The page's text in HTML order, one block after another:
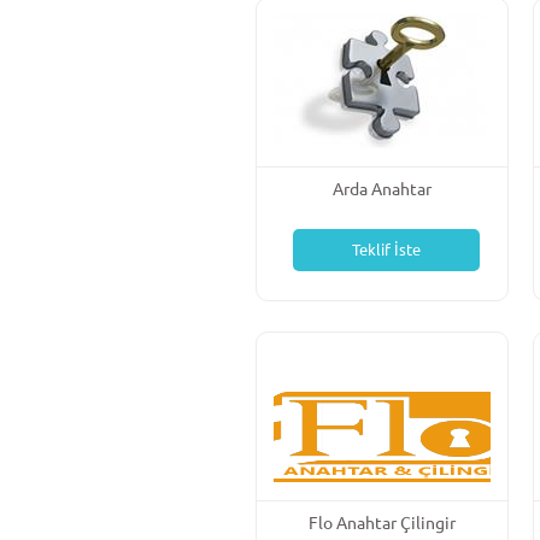
Arda Anahtar
Teklif İste
Flo Anahtar Çilingir